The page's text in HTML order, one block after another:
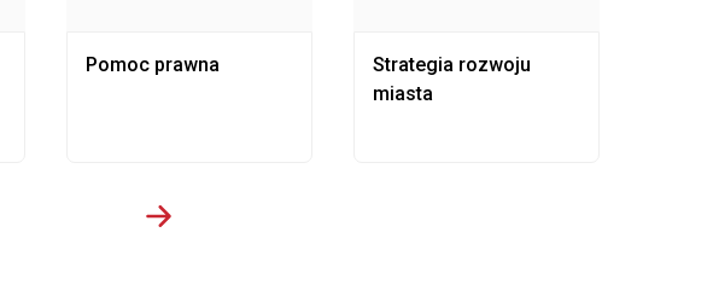
Pomoc prawna
Strategia rozwoju
miasta